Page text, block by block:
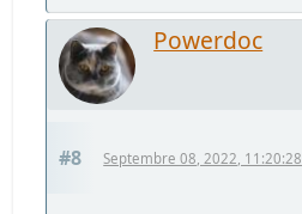
Powerdoc
#8 Septembre 08, 2022, 11:20:28